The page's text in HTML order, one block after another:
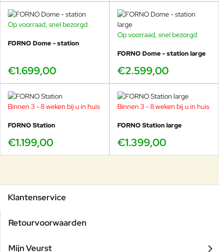
Op voorraad, snel bezorgd
FORNO Dome - station
€1.699,00
Op voorraad, snel bezorgd
FORNO Dome - station large
€2.599,00
Binnen 3 - 8 weken bij u in huis
FORNO Station
€1.199,00
Binnen 3 - 8 weken bij u in huis
FORNO Station large
€1.399,00
Klantenservice
Retourvoorwaarden
Mijn Veurst